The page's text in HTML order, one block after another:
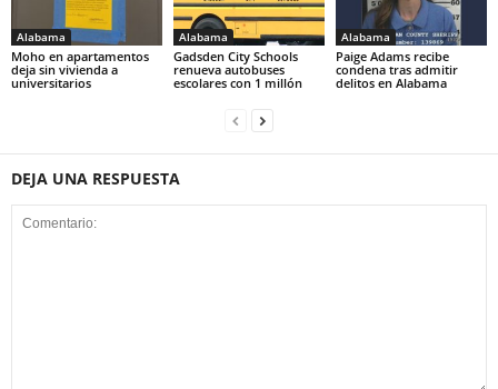
Alabama
Moho en apartamentos
deja sin vivienda a
universitarios
Alabama
Gadsden City Schools
renueva autobuses
escolares con 1 millón
Alabama
Paige Adams recibe
condena tras admitir
delitos en Alabama
DEJA UNA RESPUESTA